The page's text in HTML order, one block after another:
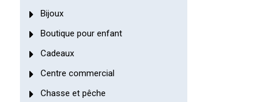
Bijoux
Boutique pour enfant
Cadeaux
Centre commercial
Chasse et pêche